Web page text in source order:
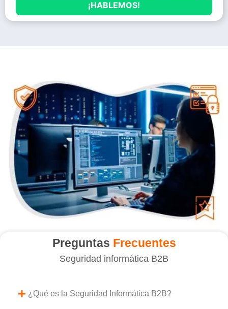
Preguntas Frecuentes
Seguridad informática B2B
¿Qué es la Seguridad Informática B2B?